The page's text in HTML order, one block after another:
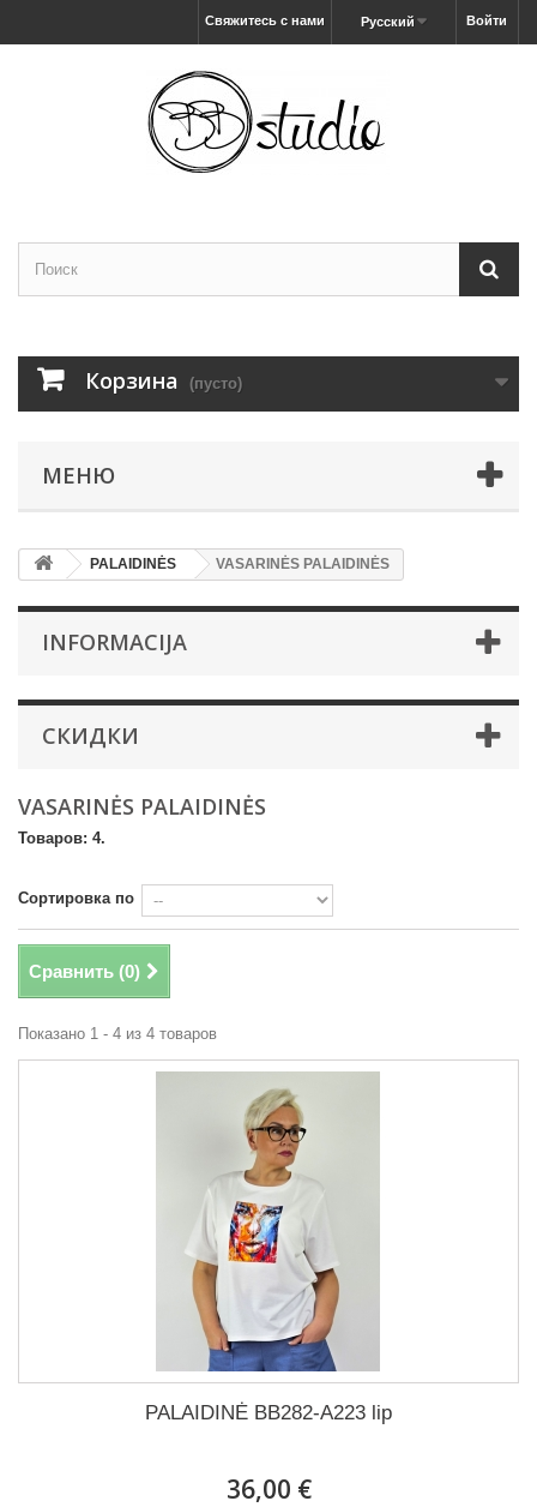
Войти
Русский
Свяжитесь с нами
Корзина (пусто)
МЕНЮ
PALAIDINĖS VASARINĖS PALAIDINĖS
INFORMACIJA
СКИДКИ
VASARINĖS PALAIDINĖS
Товаров: 4.
Сортировка по
Сравнить (0)
Показано 1 - 4 из 4 товаров
PALAIDINĖ BB282-A223 lip
36,00 €